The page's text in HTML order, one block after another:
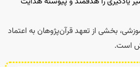
بخشی از تعهد قرآن‌پژوهان به اعتماد
است.